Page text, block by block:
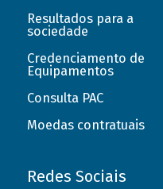
Resultados para a
sociedade
Credenciamento de
Equipamentos
Consulta PAC
Moedas contratuais
Redes Sociais